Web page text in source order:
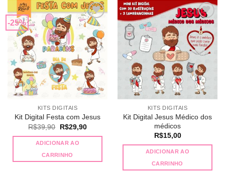
-25%
Adicionar
a lista de
desejos
KITS DIGITAIS
Kit Digital Festa com Jesus
R$39,90 O
original
era:
R$39,90.
R$29,90O
ADICIONAR AO
CARRINHO
Adicionar
a lista de
desejos
KITS DIGITAIS
Kit Digital Jesus Médico dos
médicos
R$15,00
ADICIONAR AO
CARRINHO